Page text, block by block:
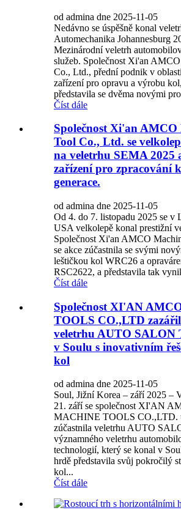
od admina dne 2025-11-05
Nedávno se úspěšně konal
Automechanika Johannesburg
Mezinárodní veletrh
služeb. Společnost Xi'an
Co., Ltd., přední podnik v
zařízení pro opravu a výrobu
představila se dvěma novými
Číst dále
Společnost Xi'an AMCO
Tool Co., Ltd. se
na veletrhu SEMA 2025
zařízení pro zpracování
generace.
od admina dne 2025-11-05
Od 4. do 7. listopadu 2025 se v
USA velkolepě konal prestižní
Společnost Xi'an AMCO
se akce zúčastnila se svými
leštičkou kol WRC26 a
RSC2622, a představila tak
Číst dále
Společnost XI'AN
TOOLS CO.,LTD
veletrhu AUTO SALON
v Soulu s inovativním
kol
od admina dne 2025-11-05
Soul, Jižní Korea – září 2025 –
21. září se společnost XI'AN
MACHINE TOOLS CO.,LTD.
zúčastnila veletrhu AUTO
významného veletrhu
technologií, který se konal v
hrdě představila svůj pokročilý
kol...
Číst dále